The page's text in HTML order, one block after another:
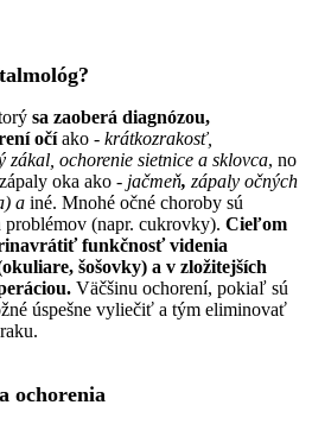
sa zaoberá diagnózou,
očíako - krátkozrakosť,
zákal, ochorenie sietnice a sklovca, no
oka ako - jačmeň, zápaly očných
a iné. Mnohé očné choroby sú
(napr. cukrovky). Cieľom
funkčnosť videnia
šošovky) a v zložitejších
Väčšinu ochorení, pokiaľ sú
úspešne vyliečiť a tým eliminovať
ochorenia